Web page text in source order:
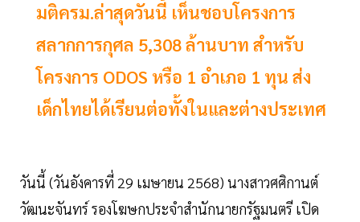
มติครม.ล่าสุดวันนี้ เห็นชอบโครงการ
สลากการกุศล 5,308 ล้านบาท สำหรับ
โครงการ ODOS หรือ 1 อำเภอ 1 ทุน ส่ง
เด็กไทยได้เรียนต่อทั้งในและต่างประเทศ
วันนี้ (วันอังคารที่ 29 เมษายน 2568) นางสาวศศิกานต์
วัฒนะจันทร์ รองโฆษกประจำสำนักนายกรัฐมนตรี เปิด